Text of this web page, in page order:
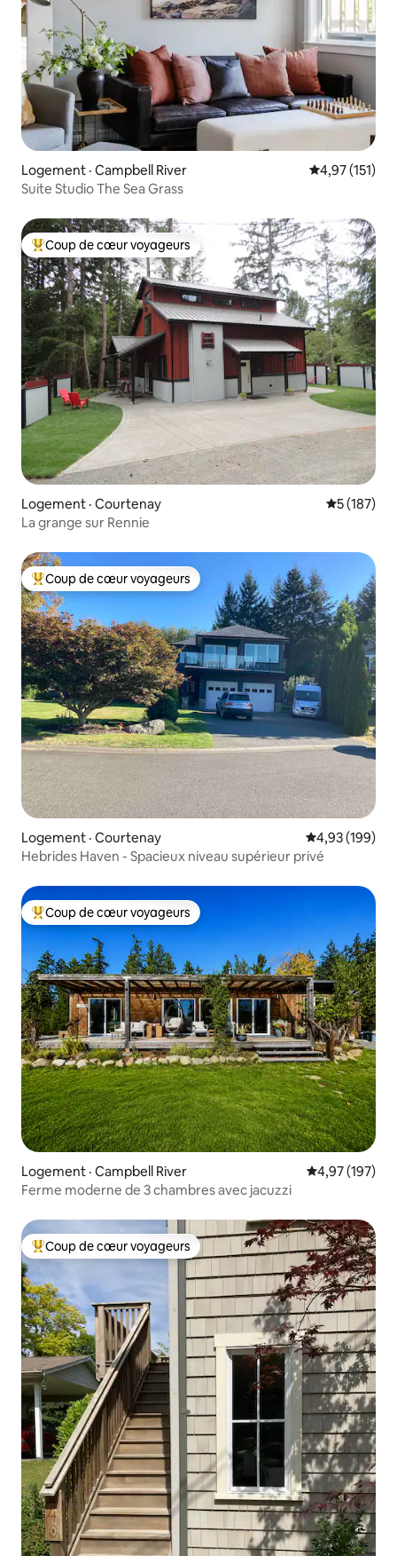
Logement · Campbell River Note
4,97 (151)
Suite Studio The Sea Grass
Coup de cœur voyageurs parmi les plus aimés
Coup de cœur voyageurs
Logement · Courtenay Note
5 (187)
La grange sur Rennie
Coup de cœur voyageurs parmi les plus aimés
Coup de cœur voyageurs
Logement · Courtenay Note
4,93 (199)
Hebrides Haven - Spacieux niveau supérieur privé
Coup de cœur voyageurs parmi les plus aimés
Coup de cœur voyageurs
Logement · Campbell River Note
4,97 (197)
Ferme moderne de 3 chambres avec jacuzzi
Coup de cœur voyageurs parmi les plus aimés
Coup de cœur voyageurs